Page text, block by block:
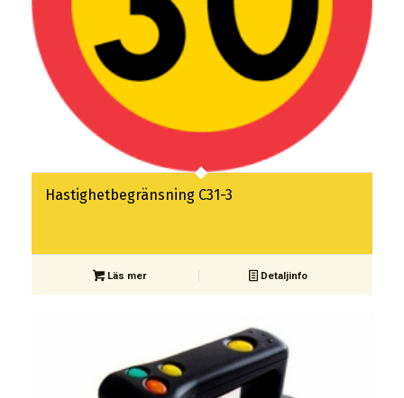
Hastighetbegränsning C31-3
Läs mer Detaljinfo